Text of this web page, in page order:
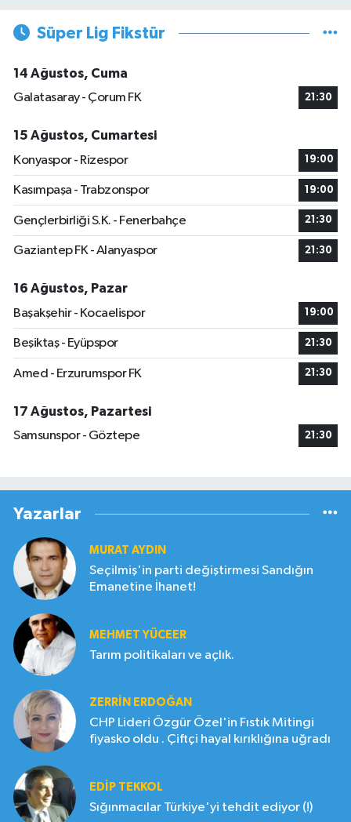
Süper Lig Fikstür
14 Ağustos, Cuma
Galatasaray - Çorum FK
21:30
15 Ağustos, Cumartesi
Konyaspor - Rizespor
19:00
Kasımpaşa - Trabzonspor 19:00
Gençlerbirliği S.K. - Fenerbahçe 21:30
Gaziantep FK - Alanyaspor 21:30
16 Ağustos, Pazar
Başakşehir - Kocaelispor
19:00
Beşiktaş - Eyüpspor 21:30
Amed - Erzurumspor FK 21:30
17 Ağustos, Pazartesi
Samsunspor - Göztepe
21:30
Yazarlar
MURAT AYDIN
Seçilmiş'in parti değiştirmesi Sandığın
Emanetine İhanet!
MEHMET YÜCEER
Tarım politikaları ve açlık.
ZERRIN ERDOĞAN
CHP Lideri Özgür Özel'in Fıstık Mitingi
fiyasko oldu . Çiftçi hayal kırıklığına uğradı
EDIP TEKKOL
Sığınmacılar Türkiye'yi tehdit ediyor (!)